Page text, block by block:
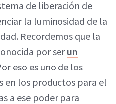
de liberación de
la luminosidad de la
Recordemos que la
por serun
eso es uno de los
en los productos para el
a ese poder para